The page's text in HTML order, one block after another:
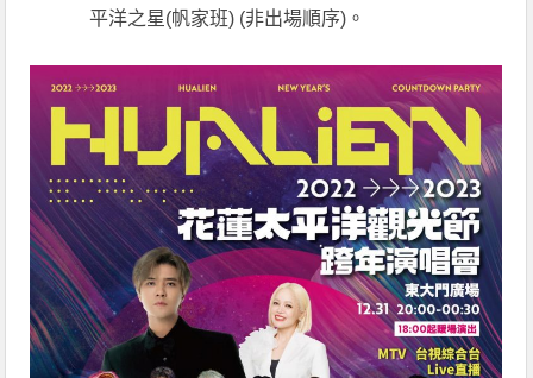
平洋之星(帆家班) (非出場順序)。